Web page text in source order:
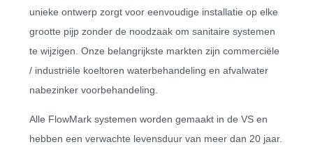
unieke ontwerp zorgt voor eenvoudige installatie op elke
grootte pijp zonder de noodzaak om sanitaire systemen
te wijzigen. Onze belangrijkste markten zijn commerciële
/ industriële koeltoren waterbehandeling en afvalwater
nabezinker voorbehandeling.
Alle FlowMark systemen worden gemaakt in de VS en
hebben een verwachte levensduur van meer dan 20 jaar.